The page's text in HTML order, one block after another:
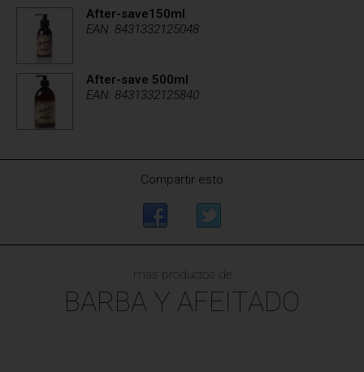
After-save150ml
EAN: 8431332125048
After-save 500ml
EAN: 8431332125840
Compartir esto
más productos de
BARBA Y AFEITADO